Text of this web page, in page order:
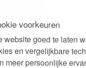
voorkeuren
website goed te laten
en vergelijkbare
meer persoonlijke
Ongewatteerd
€